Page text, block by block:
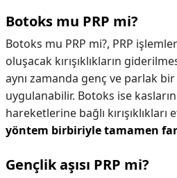
Botoks mu PRP mi?
Botoks mu PRP mi?, PRP
oluşacak kırışıklıkların
aynı zamanda genç ve parlak
uygulanabilir. Botoks ise
hareketlerine bağlı kırışıklıkları
yöntem birbiriyle tamamen
Gençlik aşısı PRP mi?